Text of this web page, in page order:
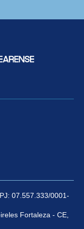
07.557.333/0001-
Fortaleza - CE,